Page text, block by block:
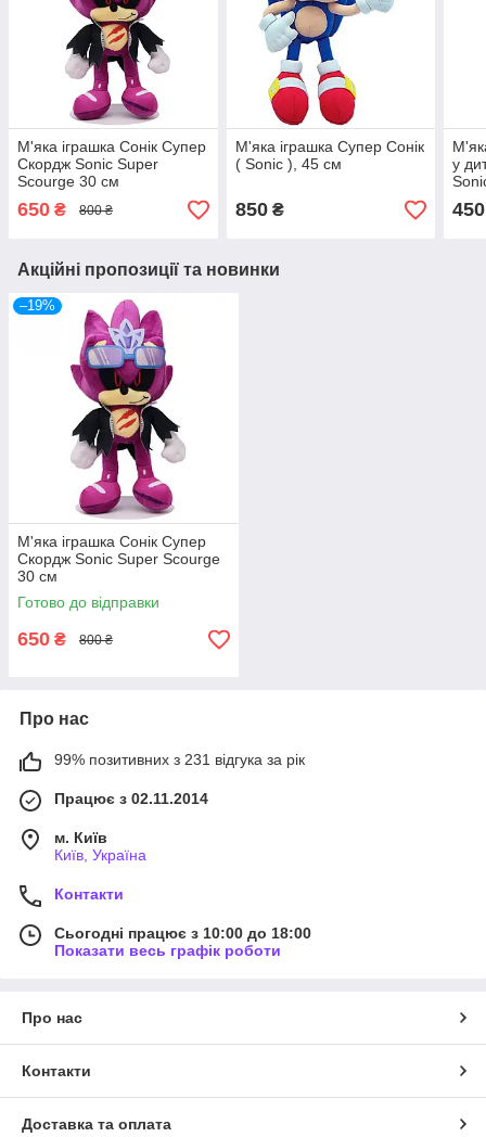
М'яка іграшка Сонік Супер
Скордж Sonic Super
Scourge 30 см
650 ₴ 800 ₴
М'яка іграшка Супер Сонік
( Sonic ), 45 см
850₴
у
450
Акційні пропозиції та новинки
–19%
М'яка іграшка Сонік Супер
Скордж Sonic Super Scourge
30 см
Готово до відправки
650 ₴ 800 ₴
Про нас
99% позитивних з 231 відгука за рік
Працює з 02.11.2014
м. Київ
Київ, Україна
Контакти
Сьогодні працює з 10:00 до 18:00
Показати весь графік роботи
Про нас
Контакти
Доставка та оплата